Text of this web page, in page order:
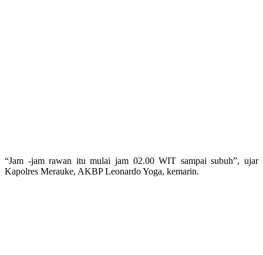
“Jam -jam rawan itu mulai jam 02.00 WIT sampai subuh”, ujar
Kapolres Merauke, AKBP Leonardo Yoga, kemarin.